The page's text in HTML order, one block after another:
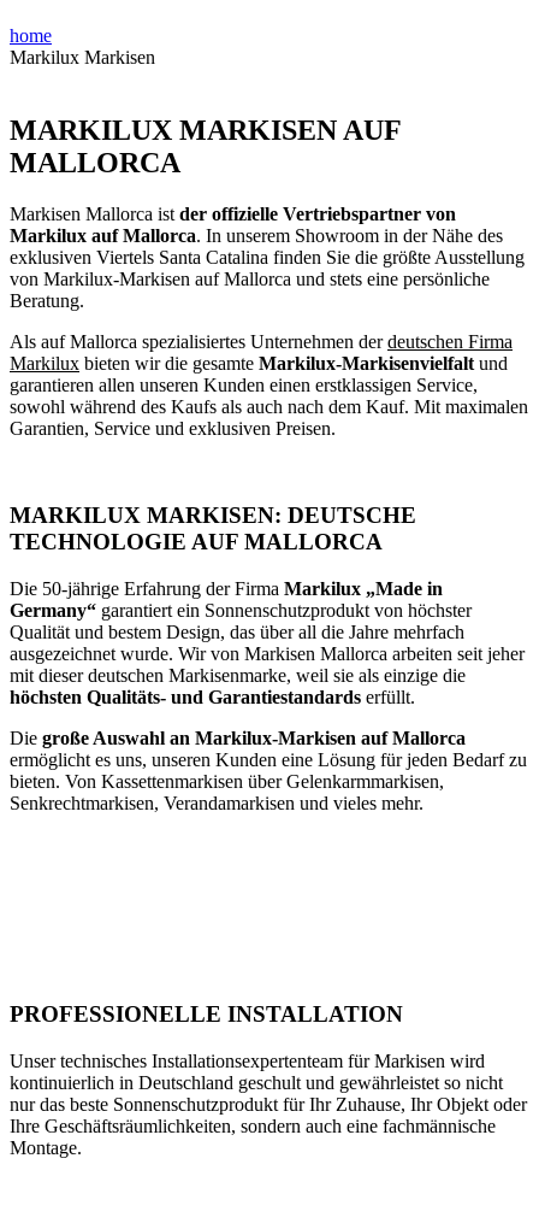
home
Markilux Markisen
MARKILUX MARKISEN AUF
MALLORCA
Markisen Mallorca ist der offizielle Vertriebspartner von
Markilux auf Mallorca. In unserem Showroom in der Nähe des
exklusiven Viertels Santa Catalina finden Sie die größte Ausstellung
von Markilux-Markisen auf Mallorca und stets eine persönliche
Beratung.
Als auf Mallorca spezialisiertes Unternehmen derdeutschen Firma
Markilux bieten wir die gesamte Markilux-Markisenvielfalt und
garantieren allen unseren Kunden einen erstklassigen Service,
sowohl während des Kaufs als auch nach dem Kauf. Mit maximalen
Garantien, Service und exklusiven Preisen.
MARKILUX MARKISEN: DEUTSCHE
TECHNOLOGIE AUF MALLORCA
Die 50-jährige Erfahrung der Firma Markilux „Made in
Germany“ garantiert ein Sonnenschutzprodukt von höchster
Qualität und bestem Design, das über all die Jahre mehrfach
ausgezeichnet wurde. Wir von Markisen Mallorca arbeiten seit jeher
mit dieser deutschen Markisenmarke, weil sie als einzige die
höchsten Qualitäts- und Garantiestandards erfüllt.
Die große Auswahl an Markilux-Markisen auf Mallorca
ermöglicht es uns, unseren Kunden eine Lösung für jeden Bedarf zu
bieten. Von Kassettenmarkisen über Gelenkarmmarkisen,
Senkrechtmarkisen, Verandamarkisen und vieles mehr.
PROFESSIONELLE INSTALLATION
Unser technisches Installationsexpertenteam für Markisen wird
kontinuierlich in Deutschland geschult und gewährleistet so nicht
nur das beste Sonnenschutzprodukt für Ihr Zuhause, Ihr Objekt oder
Ihre Geschäftsräumlichkeiten, sondern auch eine fachmännische
Montage.